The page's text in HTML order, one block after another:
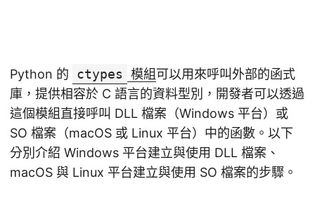
Python 的 ctypes 模組可以用來呼叫外部的函式
庫，提供相容於 C 語言的資料型別，開發者可以透過
這個模組直接呼叫 DLL 檔案（Windows 平台）或
SO 檔案（macOS 或 Linux 平台）中的函數。以下
分別介紹 Windows 平台建立與使用 DLL 檔案、
macOS 與 Linux 平台建立與使用 SO 檔案的步驟。